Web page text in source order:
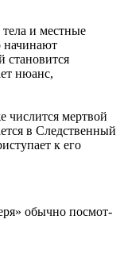
и местные
начинают
становится
нюанс,
числится мертвой
в Следственный
к его
обыч­но по­смот­